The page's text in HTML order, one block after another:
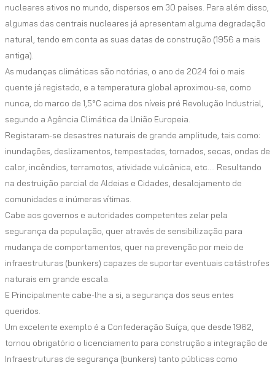
nucleares ativos no mundo, dispersos em 30 países. Para além disso,
algumas das centrais nucleares já apresentam alguma degradação
natural, tendo em conta as suas datas de construção (1956 a mais
antiga).
As mudanças climáticas são notórias, o ano de 2024 foi o mais
quente já registado, e a temperatura global aproximou-se, como
nunca, do marco de 1,5°C acima dos níveis pré Revolução Industrial,
segundo a Agência Climática da União Europeia.
Registaram-se desastres naturais de grande amplitude, tais como:
inundações, deslizamentos, tempestades, tornados, secas, ondas de
calor, incêndios, terramotos, atividade vulcânica, etc.… Resultando
na destruição parcial de Aldeias e Cidades, desalojamento de
comunidades e inúmeras vítimas.
Cabe aos governos e autoridades competentes zelar pela
segurança da população, quer através de sensibilização para
mudança de comportamentos, quer na prevenção por meio de
infraestruturas (bunkers) capazes de suportar eventuais catástrofes
naturais em grande escala.
E Principalmente cabe-lhe a si, a segurança dos seus entes
queridos.
Um excelente exemplo é a Confederação Suíça, que desde 1962,
tornou obrigatório o licenciamento para construção a integração de
Infraestruturas de segurança (bunkers) tanto públicas como